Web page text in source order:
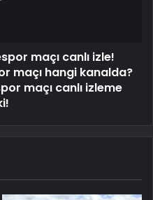
maçı canlı izle!
maçı hangi kanalda?
maçı canlı izleme